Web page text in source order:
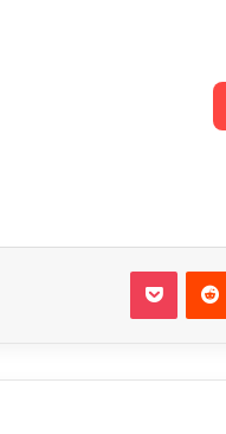
‏Reddit
‫Pocket